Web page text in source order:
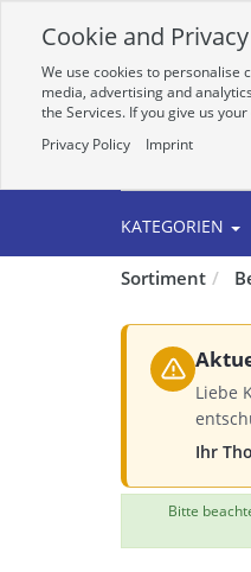
KATEGORIEN
Sortiment
Liebe
Ihr
Bitte
Cookie and
We use cookies to personalise
media, advertising and
the Services. If you give us
Privacy Policy
Imprint